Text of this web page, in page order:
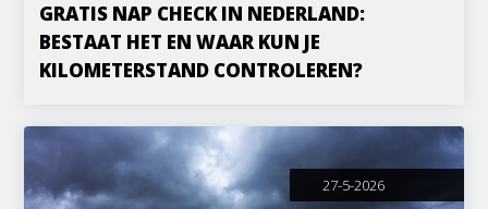
GRATIS NAP CHECK IN NEDERLAND:
BESTAAT HET EN WAAR KUN JE
KILOMETERSTAND CONTROLEREN?
27-5-2026